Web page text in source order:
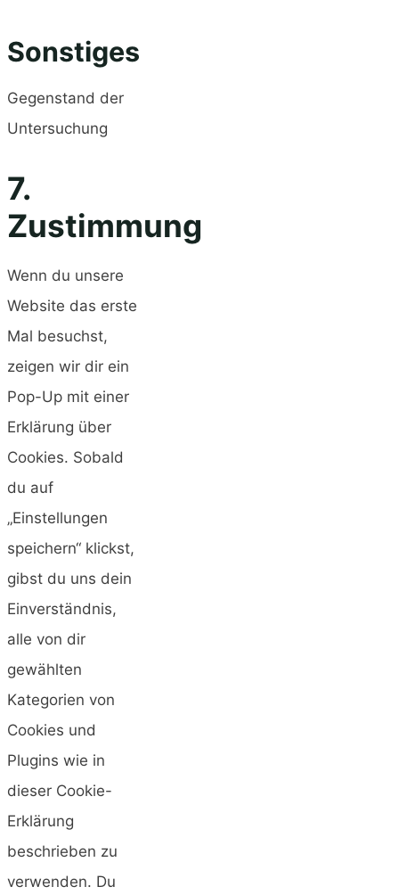
Sonstiges
Gegenstand der
Untersuchung
7.
Zustimmung
Wenn du unsere
Website das erste
Mal besuchst,
zeigen wir dir ein
Pop-Up mit einer
Erklärung über
Cookies. Sobald
du auf
„Einstellungen
speichern“ klickst,
gibst du uns dein
Einverständnis,
alle von dir
gewählten
Kategorien von
Cookies und
Plugins wie in
dieser Cookie-
Erklärung
beschrieben zu
verwenden. Du